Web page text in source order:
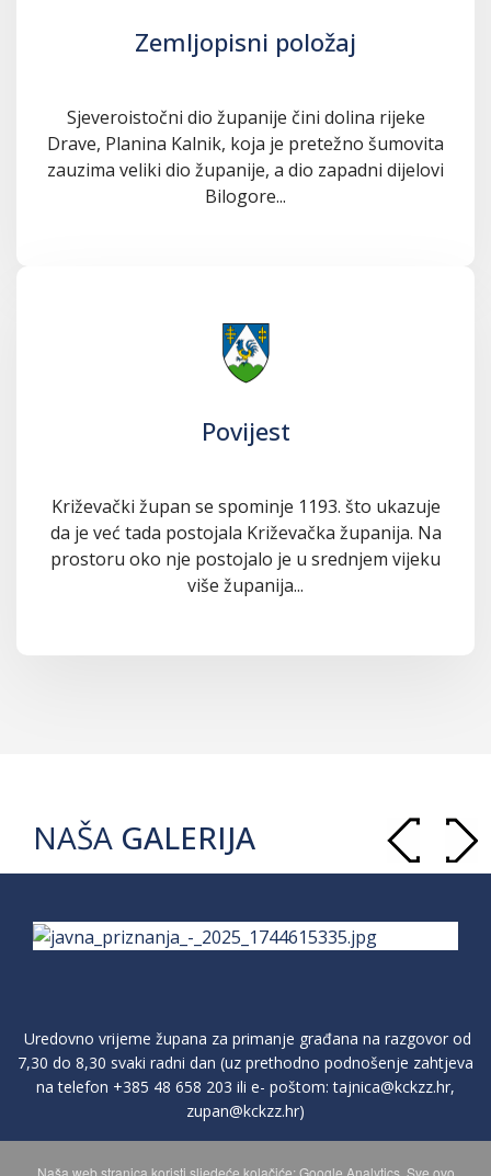
Zemljopisni položaj
Sjeveroistočni dio županije čini dolina rijeke
Drave, Planina Kalnik, koja je pretežno šumovita
zauzima veliki dio županije, a dio zapadni dijelovi
Bilogore...
Povijest
Križevački župan se spominje 1193. što ukazuje
da je već tada postojala Križevačka županija. Na
prostoru oko nje postojalo je u srednjem vijeku
više županija...
NAŠA GALERIJA
Uredovno vrijeme župana za primanje građana na razgovor od
7,30 do 8,30 svaki radni dan (uz prethodno podnošenje zahtjeva
na telefon +385 48 658 203 ili e- poštom:tajnica@kckzz.hr,
zupan@kckzz.hr)
Naša web stranica koristi sljedeće kolačiće: Google Analytics. Sve ovo